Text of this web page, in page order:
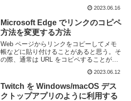
とが良くある。そのためブラウザによって
はリソースの消費を防ぐパフォーマンスの
設定が用意...
2023.06.16
Microsoft Edge でリンクのコピペ
方法を変更する方法
Web ページからリンクをコピーしてメモ
帳などに貼り付けることがあると思う。そ
の際、通常は URL をコピペすることが多
ージなのかがわかりにくかったり、URL が
長すぎて見にくくなることがある。そのよ
う...
2023.06.12
Twitch を Windows/macOS デス
クトップアプリのように利用する